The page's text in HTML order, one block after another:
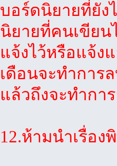
บอร์ดนิยายที่ยัง
นิยายที่คนเขียน
แจ้งไว้หรือแจ้ง
เดือนจะทำการ
แล้วถึงจะทำกา
12.ห้ามนำเรื่อ